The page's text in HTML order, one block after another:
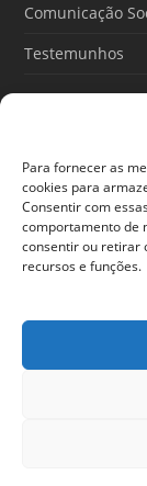
Para fornecer as
cookies para
Consentir com
comportamento de
consentir ou retirar
recursos e funções.
Comunicação
Testemunhos
O Poder do
30/06/2026
Ansiedade:
sua vida
© 2024
do